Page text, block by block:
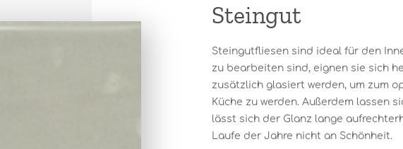
Steingut
Steingutfliesen sind ideal für den
zu bearbeiten sind, eignen sie sich
zusätzlich glasiert werden, um zum
Küche zu werden. Außerdem lassen
lässt sich der Glanz lange
Laufe der Jahre nicht an Schönheit.